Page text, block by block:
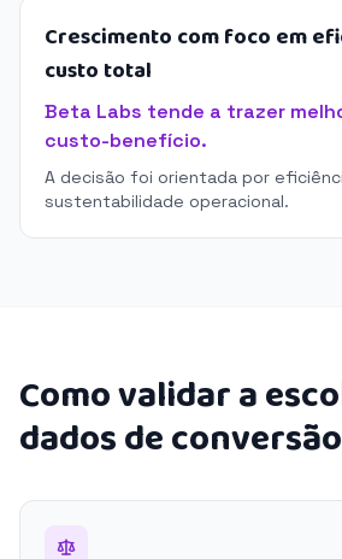
Crescimento com foco em
custo total
Beta Labs tende a trazer
custo-benefício.
A decisão foi orientada por
sustentabilidade operacional.
Como validar a
dados de conversão